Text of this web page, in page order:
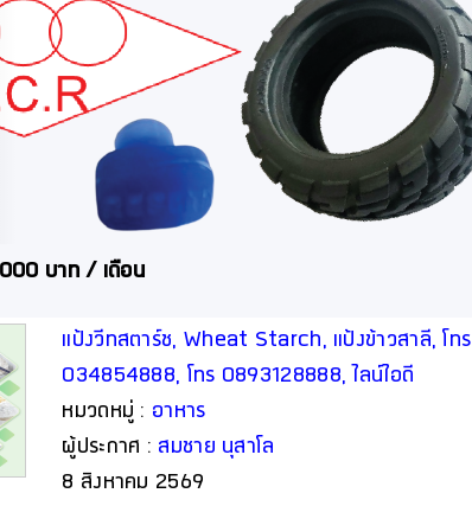
บาท / เดือน
แป้งวีทสตาร์ช, Wheat Starch, แป้งข้าวสาลี, โทร
034854888, โทร 0893128888, ไลน์ไอดี
thaipoly8888
หมวดหมู่ : อาหาร
ผู้ประกาศ : สมชาย นุสาโล
8 สิงหาคม 2569